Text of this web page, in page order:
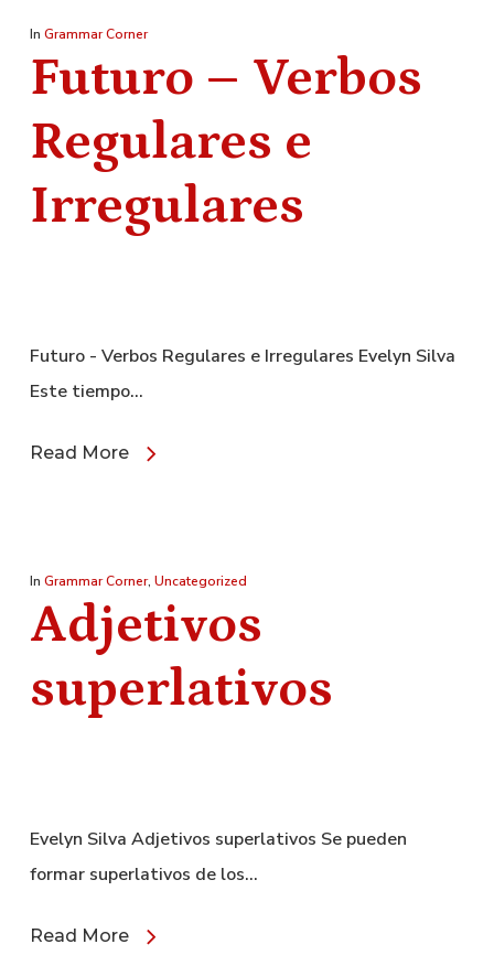
In Grammar Corner
Futuro – Verbos
Regulares e
Irregulares
Futuro - Verbos Regulares e Irregulares Evelyn Silva
Este tiempo…
Read More
In Grammar Corner, Uncategorized
Adjetivos
superlativos
Evelyn Silva Adjetivos superlativos Se pueden
formar superlativos de los…
Read More